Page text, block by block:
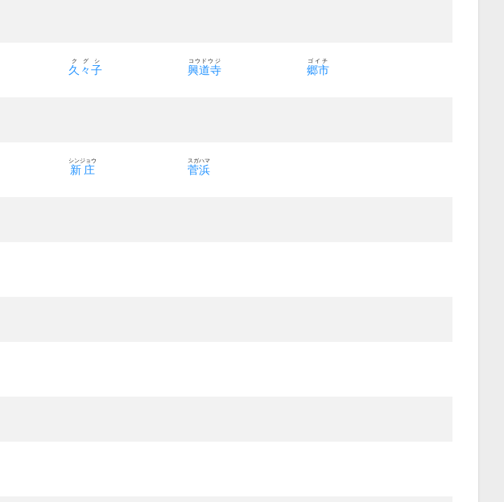
久々子
クグシ
興道寺
コウドウジ
郷市
ゴイチ
新庄
シンジョウ
菅浜
スガハマ